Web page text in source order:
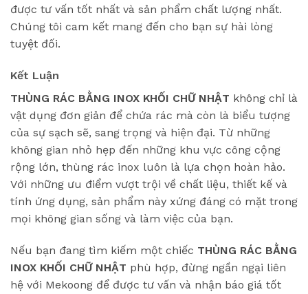
được tư vấn tốt nhất và sản phẩm chất lượng nhất.
Chúng tôi cam kết mang đến cho bạn sự hài lòng
tuyệt đối.
Kết Luận
THÙNG RÁC BẰNG INOX KHỐI CHỮ NHẬT không chỉ là
vật dụng đơn giản để chứa rác mà còn là biểu tượng
của sự sạch sẽ, sang trọng và hiện đại. Từ những
không gian nhỏ hẹp đến những khu vực công cộng
rộng lớn, thùng rác inox luôn là lựa chọn hoàn hảo.
Với những ưu điểm vượt trội về chất liệu, thiết kế và
tính ứng dụng, sản phẩm này xứng đáng có mặt trong
mọi không gian sống và làm việc của bạn.
Nếu bạn đang tìm kiếm một chiếc THÙNG RÁC BẰNG
INOX KHỐI CHỮ NHẬT phù hợp, đừng ngần ngại liên
hệ với Mekoong để được tư vấn và nhận báo giá tốt